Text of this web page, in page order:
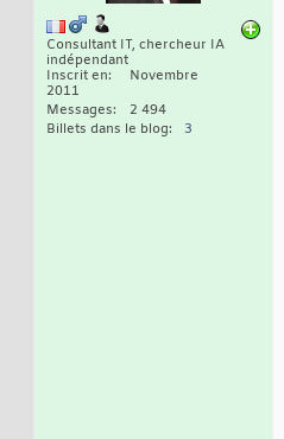
Consultant IT, chercheur IA
indépendant
Inscrit en
Novembre
2011
Messages
2 494
Billets dans le blog
3